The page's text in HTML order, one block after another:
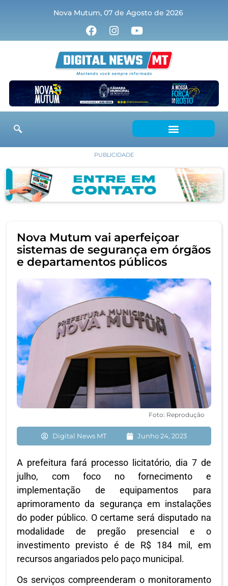
Nova Mutum, 07 de Agosto de 2026
PUBLICIDADE
Nova Mutum vai aperfeiçoar
sistemas de segurança em órgãos
e departamentos públicos
Foto: Reprodução
Digital News MT Junho 24, 2023
A prefeitura fará processo licitatório, dia 7 de
julho, com foco no fornecimento e
implementação de equipamentos para
aprimoramento da segurança em instalações
do poder público. O certame será disputado na
modalidade de pregão presencial e o
investimento previsto é de R$ 184 mil, em
recursos angariados pelo paço municipal.
Os serviços compreenderam o monitoramento